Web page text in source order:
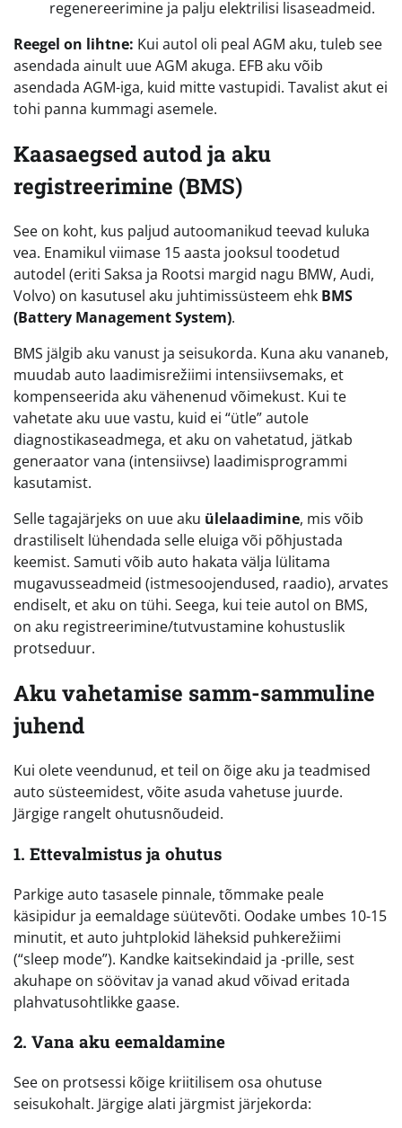
regenereerimine ja palju elektrilisi lisaseadmeid.
Reegel on lihtne: Kui autol oli peal AGM aku, tuleb see
asendada ainult uue AGM akuga. EFB aku võib
asendada AGM-iga, kuid mitte vastupidi. Tavalist akut ei
tohi panna kummagi asemele.
Kaasaegsed autod ja aku
registreerimine (BMS)
See on koht, kus paljud autoomanikud teevad kuluka
vea. Enamikul viimase 15 aasta jooksul toodetud
autodel (eriti Saksa ja Rootsi margid nagu BMW, Audi,
Volvo) on kasutusel aku juhtimissüsteem ehk BMS
(Battery Management System).
BMS jälgib aku vanust ja seisukorda. Kuna aku vananeb,
muudab auto laadimisrežiimi intensiivsemaks, et
kompenseerida aku vähenenud võimekust. Kui te
vahetate aku uue vastu, kuid ei “ütle” autole
diagnostikaseadmega, et aku on vahetatud, jätkab
generaator vana (intensiivse) laadimisprogrammi
kasutamist.
Selle tagajärjeks on uue aku ülelaadimine, mis võib
drastiliselt lühendada selle eluiga või põhjustada
keemist. Samuti võib auto hakata välja lülitama
mugavusseadmeid (istmesoojendused, raadio), arvates
endiselt, et aku on tühi. Seega, kui teie autol on BMS,
on aku registreerimine/tutvustamine kohustuslik
protseduur.
Aku vahetamise samm-sammuline
juhend
Kui olete veendunud, et teil on õige aku ja teadmised
auto süsteemidest, võite asuda vahetuse juurde.
Järgige rangelt ohutusnõudeid.
1. Ettevalmistus ja ohutus
Parkige auto tasasele pinnale, tõmmake peale
käsipidur ja eemaldage süütevõti. Oodake umbes 10-15
minutit, et auto juhtplokid läheksid puhkerežiimi
(“sleep mode”). Kandke kaitsekindaid ja -prille, sest
akuhape on söövitav ja vanad akud võivad eritada
plahvatusohtlikke gaase.
2. Vana aku eemaldamine
See on protsessi kõige kriitilisem osa ohutuse
seisukohalt. Järgige alati järgmist järjekorda: